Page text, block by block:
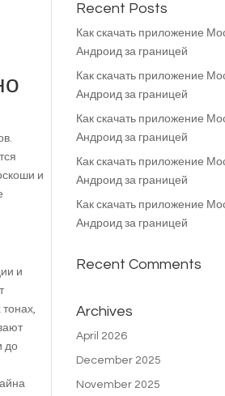
и
и
до
Recent Posts
Как скачать приложение
Андроид за границей
Как скачать приложение
Андроид за границей
Как скачать приложение
Андроид за границей
Как скачать приложение
Андроид за границей
Как скачать приложение
Андроид за границей
Recent Comments
Archives
April 2026
December 2025
November 2025